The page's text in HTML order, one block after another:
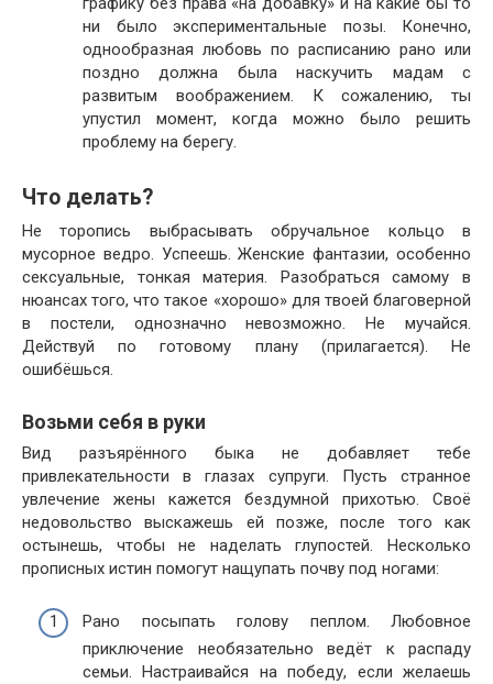
ни было экспериментальные позы. Конечно,
однообразная любовь по расписанию рано или
поздно должна была наскучить мадам с
развитым воображением. К сожалению, ты
упустил момент, когда можно было решить
проблему на берегу.
Что делать?
Не торопись выбрасывать обручальное кольцо в
мусорное ведро. Успеешь. Женские фантазии, особенно
сексуальные, тонкая материя. Разобраться самому в
нюансах того, что такое «хорошо» для твоей благоверной
в постели, однозначно невозможно. Не мучайся.
Действуй по готовому плану (прилагается). Не
ошибёшься.
Возьми себя в руки
Вид разъярённого быка не добавляет тебе
привлекательности в глазах супруги. Пусть странное
увлечение жены кажется бездумной прихотью. Своё
недовольство выскажешь ей позже, после того как
остынешь, чтобы не наделать глупостей. Несколько
прописных истин помогут нащупать почву под ногами:
Рано посыпать голову пеплом. Любовное
приключение необязательно ведёт к распаду
семьи. Настраивайся на победу, если желаешь